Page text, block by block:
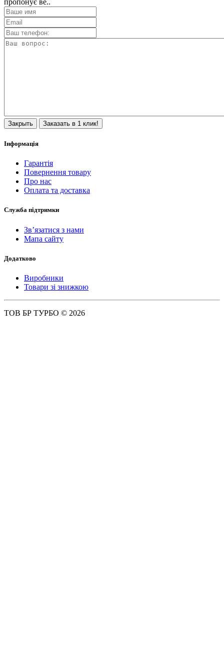
Закрыть Заказать в 1 клик!
Інформація
Гарантія
Повернення товару
Про нас
Оплата та доставка
Служба підтримки
Зв’язатися з нами
Мапа сайту
Додатково
Виробники
Товари зі знижкою
ТОВ БР ТУРБО © 2026